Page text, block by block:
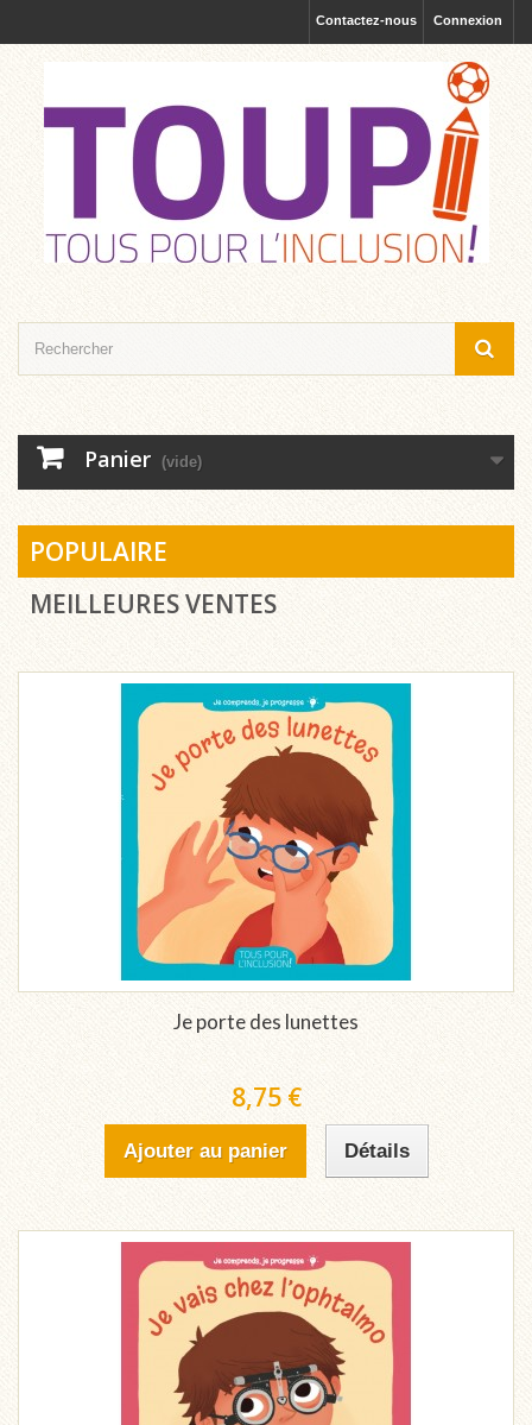
Connexion
Contactez-nous
Panier (vide)
POPULAIRE
MEILLEURES VENTES
Je porte des lunettes
8,75 €
Ajouter au panier Détails